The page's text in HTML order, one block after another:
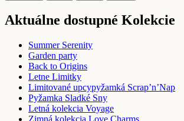
Aktuálne dostupné Kolekcie
Summer Serenity
Garden party
Back to Origins
Letne Limitky
Limitované upcypyžamká Scrap’n’Nap
Pyžamka Sladké Sny
Letná kolekcia Voyage
Zimná kolekcia Love Charms